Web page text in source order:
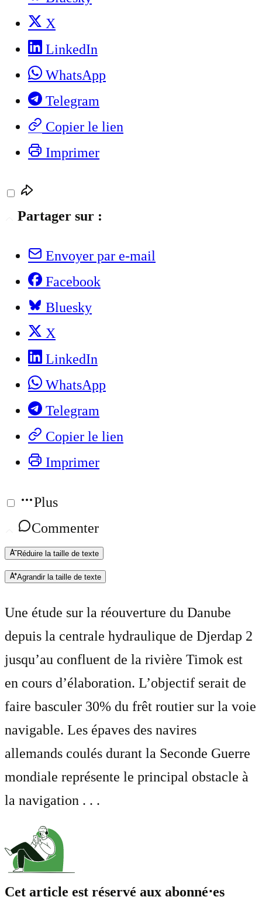
X
LinkedIn
WhatsApp
Telegram
Copier le lien
Imprimer
Partager sur :
Envoyer par e-mail
Facebook
Bluesky
X
LinkedIn
WhatsApp
Telegram
Copier le lien
Imprimer
Plus
Commenter
Réduire la taille de texte
Agrandir la taille de texte
Une étude sur la réouverture du Danube
depuis la centrale hydraulique de Djerdap 2
jusqu’au confluent de la rivière Timok est
en cours d’élaboration. L’objectif serait de
faire basculer 30% du frêt routier sur la voie
navigable. Les épaves des navires
allemands coulés durant la Seconde Guerre
mondiale représente le principal obstacle à
la navigation . . .
Cet article est réservé aux abonné⋅es